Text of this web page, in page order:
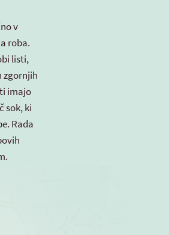
v
roba.
listi,
zgornjih
imajo
sok, ki
Rada